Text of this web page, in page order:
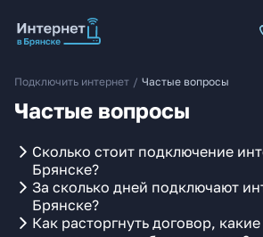
Подключить интернет / Частые вопросы
Частые вопросы
Сколько стоит подключение
Брянске?
За сколько дней подключают
Брянске?
Как расторгнуть договор,